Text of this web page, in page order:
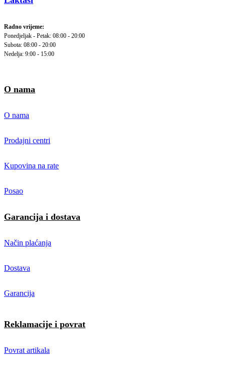
Radno vrijeme:
Ponedjeljak - Petak: 08:00 - 20:00
Subota: 08:00 - 20:00
Nedelja: 9:00 - 15:00
O nama
O nama
Prodajni centri
Kupovina na rate
Posao
Garancija i dostava
Način plaćanja
Dostava
Garancija
Reklamacije i povrat
Povrat artikala